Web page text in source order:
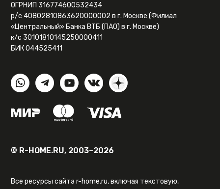
ОГРНИП 316774600532434
р/с 40802810863620000002 в г. Москве (Филиал
«Центральный» Банка ВТБ (ПАО) в г. Москве)
к/с 30101810145250000411
БИК 044525411
© R-HOME.RU, 2003–2026
Все ресурсы сайта r-home.ru, включая текстовую,